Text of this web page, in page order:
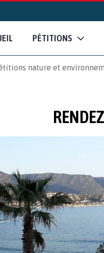
PÉTITIONS
nature et